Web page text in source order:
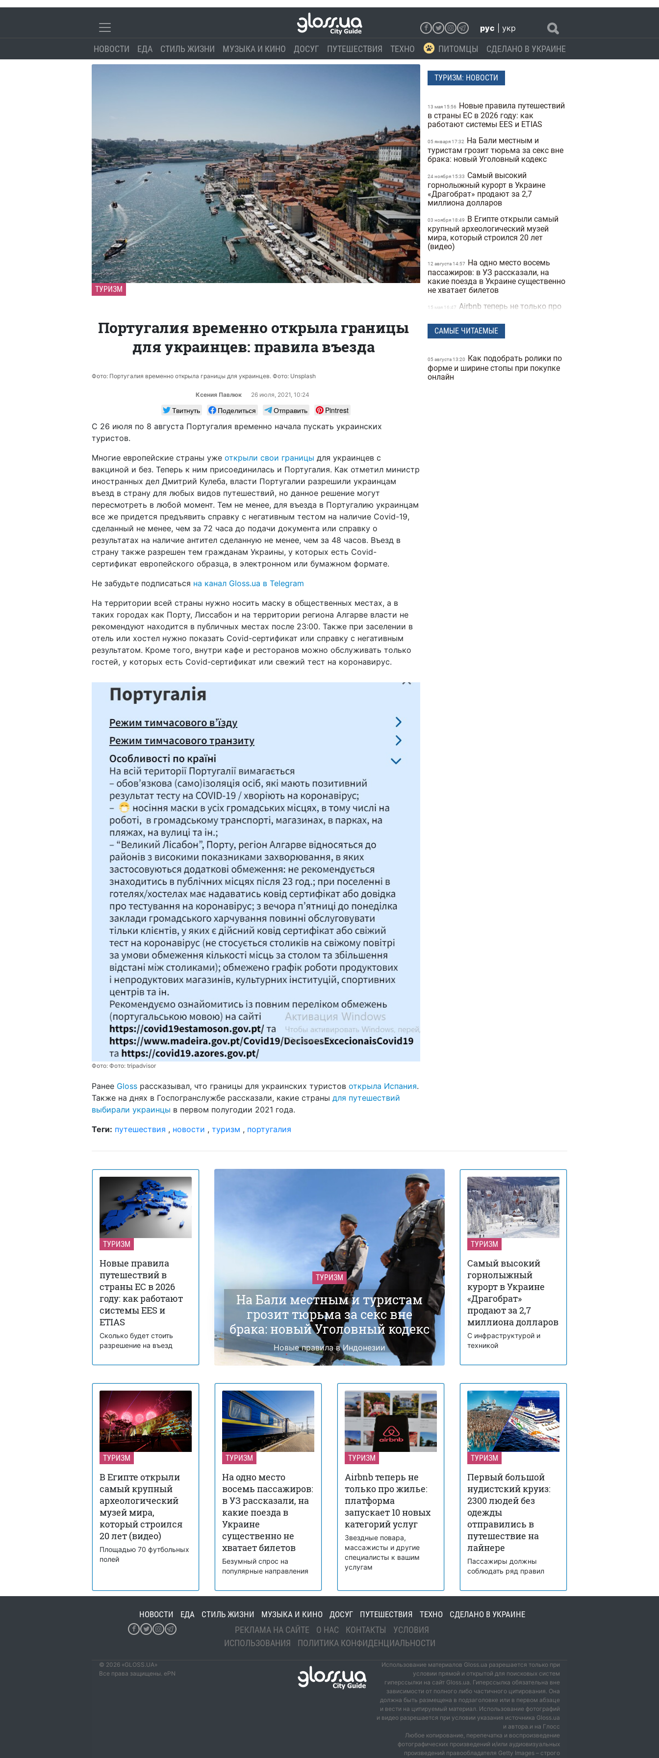
рус укр
НОВОСТИ ЕДА СТИЛЬ ЖИЗНИ МУЗЫКА И КИНО ДОСУГ ПУТЕШЕСТВИЯ ТЕХНО ПИТОМЦЫ СДЕЛАНО В УКРАИНЕ
ТУРИЗМ
Португалия временно открыла границы
для украинцев: правила въезда
Фото: Португалия временно открыла границы для украинцев. Фото: Unsplash
Ксения Павлюк 26 июля, 2021, 10:24
Твитнуть Поделиться Отправить
Pintrest
С 26 июля по 8 августа Португалия временно начала пускать украинских
туристов.
Многие европейские страны уже открыли свои границы для украинцев с
вакциной и без. Теперь к ним присоединилась и Португалия. Как отметил министр
иностранных дел Дмитрий Кулеба, власти Португалии разрешили украинцам
въезд в страну для любых видов путешествий, но данное решение могут
пересмотреть в любой момент. Тем не менее, для въезда в Португалию украинцам
все же придется предъявить справку с негативным тестом на наличие Covid-19,
сделанный не менее, чем за 72 часа до подачи документа или справку о
результатах на наличие антител сделанную не менее, чем за 48 часов. Въезд в
страну также разрешен тем гражданам Украины, у которых есть Covid-
сертификат европейского образца, в электронном или бумажном формате.
Не забудьте подписаться на канал Gloss.ua в Telegram
На территории всей страны нужно носить маску в общественных местах, а в
таких городах как Порту, Лиссабон и на территории региона Алгарве власти не
рекомендуют находится в публичных местах после 23:00. Также при заселении в
отель или хостел нужно показать Covid-сертификат или справку с негативным
результатом. Кроме того, внутри кафе и ресторанов можно обслуживать только
гостей, у которых есть Covid-сертификат или свежий тест на коронавирус.
Фото: Фото: tripadvisor
Ранее Gloss рассказывал, что границы для украинских туристов открыла Испания.
Также на днях в Госпогранслужбе рассказали, какие страны для путешествий
выбирали украинцы в первом полугодии 2021 года.
Теги: путешествия , новости , туризм , португалия
ТУРИЗМ: НОВОСТИ
13 мая 15:56
Новые правила путешествий
в страны ЕС в 2026 году: как
работают системы EES и ETIAS
05 января 17:32
На Бали местным и
туристам грозит тюрьма за секс вне
брака: новый Уголовный кодекс
24 ноября 15:33
Самый высокий
горнолыжный курорт в Украине
«Драгобрат» продают за 2,7
миллиона долларов
03 ноября 18:49
В Египте открыли самый
крупный археологический музей
мира, который строился 20 лет
(видео)
12 августа 14:57
На одно место восемь
пассажиров: в УЗ рассказали, на
какие поезда в Украине существенно
не хватает билетов
15 мая 16:47
Airbnb теперь не только про
новых категорий услуг
Первый большой
одежды отправились в путешествие
на лайнере
САМЫЕ ЧИТАЕМЫЕ
05 августа 13:20
Как подобрать ролики по
форме и ширине стопы при покупке
онлайн
ТУРИЗМ
Новые правила
путешествий в
страны ЕС в 2026
году: как работают
системы EES и
ETIAS
Сколько будет стоить
разрешение на въезд
ТУРИЗМ
На Бали местным и туристам
грозит тюрьма за секс вне
брака: новый Уголовный кодекс
Новые правила в Индонезии
ТУРИЗМ
Самый высокий
горнолыжный
курорт в Украине
«Драгобрат»
продают за 2,7
миллиона долларов
С инфраструктурой и
техникой
ТУРИЗМ
В Египте открыли
самый крупный
археологический
музей мира,
который строился
20 лет (видео)
Площадью 70 футбольных
полей
ТУРИЗМ
На одно место
восемь пассажиров:
в УЗ рассказали, на
какие поезда в
Украине
существенно не
хватает билетов
Безумный спрос на
популярные направления
ТУРИЗМ
Airbnb теперь не
только про жилье:
платформа
запускает 10 новых
категорий услуг
Звездные повара,
массажисты и другие
специалисты к вашим
услугам
ТУРИЗМ
Первый большой
нудистский круиз:
2300 людей без
одежды
отправились в
путешествие на
лайнере
Пассажиры должны
соблюдать ряд правил
НОВОСТИ ЕДА СТИЛЬ ЖИЗНИ МУЗЫКА И КИНО ДОСУГ ПУТЕШЕСТВИЯ ТЕХНО СДЕЛАНО В УКРАИНЕ
РЕКЛАМА НА САЙТЕ О НАС КОНТАКТЫ
УСЛОВИЯ
ИСПОЛЬЗОВАНИЯ
ПОЛИТИКА КОНФИДЕНЦИАЛЬНОСТИ
© 2026 «GLOSS.UA»
Все права защищены. ePN
Использование материалов Gloss.ua разрешается только при
условии прямой и открытой для поисковых систем
гиперссылки на сайт Gloss.ua. Гиперссылка обязательна вне
зависимости от полного либо частичного цитирования. Она
должна быть размещена в подзаголовке или в первом абзаце
и вести на цитируемый материал. Использование фотографий
и видео разрешается при условии указания источника Gloss.ua
и автора.и на Глосс
Любое копирование, перепечатка и воспроизведение
фотографических произведений и/или аудиовизуальных
произведений правообладателя Getty Images – строго